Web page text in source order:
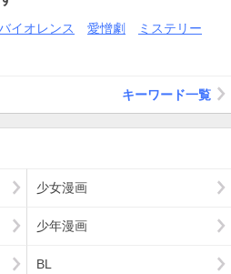
イオレンス 愛憎劇
ミステリー
キーワード一覧
少女漫画
少年漫画
BL